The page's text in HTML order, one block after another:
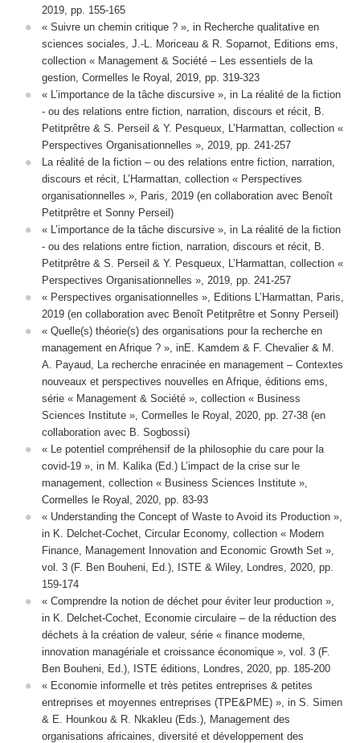
2019, pp. 155-165
« Suivre un chemin critique ? », in Recherche qualitative en
sciences sociales, J.-L. Moriceau & R. Soparnot, Editions ems,
collection « Management & Société – Les essentiels de la
gestion, Cormelles le Royal, 2019, pp. 319-323
« L’importance de la tâche discursive », in La réalité de la fiction
- ou des relations entre fiction, narration, discours et récit, B.
Petitprêtre & S. Perseil & Y. Pesqueux, L’Harmattan, collection «
Perspectives Organisationnelles », 2019, pp. 241-257
La réalité de la fiction – ou des relations entre fiction, narration,
discours et récit, L’Harmattan, collection « Perspectives
organisationnelles », Paris, 2019 (en collaboration avec Benoît
Petitprêtre et Sonny Perseil)
« L’importance de la tâche discursive », in La réalité de la fiction
- ou des relations entre fiction, narration, discours et récit, B.
Petitprêtre & S. Perseil & Y. Pesqueux, L’Harmattan, collection «
Perspectives Organisationnelles », 2019, pp. 241-257
« Perspectives organisationnelles », Editions L’Harmattan, Paris,
2019 (en collaboration avec Benoît Petitprêtre et Sonny Perseil)
« Quelle(s) théorie(s) des organisations pour la recherche en
management en Afrique ? », inE. Kamdem & F. Chevalier & M.
A. Payaud, La recherche enracinée en management – Contextes
nouveaux et perspectives nouvelles en Afrique, éditions ems,
série « Management & Société », collection « Business
Sciences Institute », Cormelles le Royal, 2020, pp. 27-38 (en
collaboration avec B. Sogbossi)
« Le potentiel compréhensif de la philosophie du care pour la
covid-19 », in M. Kalika (Ed.) L’impact de la crise sur le
management, collection « Business Sciences Institute »,
Cormelles le Royal, 2020, pp. 83-93
« Understanding the Concept of Waste to Avoid its Production »,
in K. Delchet-Cochet, Circular Economy, collection « Modern
Finance, Management Innovation and Economic Growth Set »,
vol. 3 (F. Ben Bouheni, Ed.), ISTE & Wiley, Londres, 2020, pp.
159-174
« Comprendre la notion de déchet pour éviter leur production »,
in K. Delchet-Cochet, Economie circulaire – de la réduction des
déchets à la création de valeur, série « finance moderne,
innovation managériale et croissance économique », vol. 3 (F.
Ben Bouheni, Ed.), ISTE éditions, Londres, 2020, pp. 185-200
« Economie informelle et très petites entreprises & petites
entreprises et moyennes entreprises (TPE&PME) », in S. Simen
& E. Hounkou & R. Nkakleu (Eds.), Management des
organisations africaines, diversité et développement des